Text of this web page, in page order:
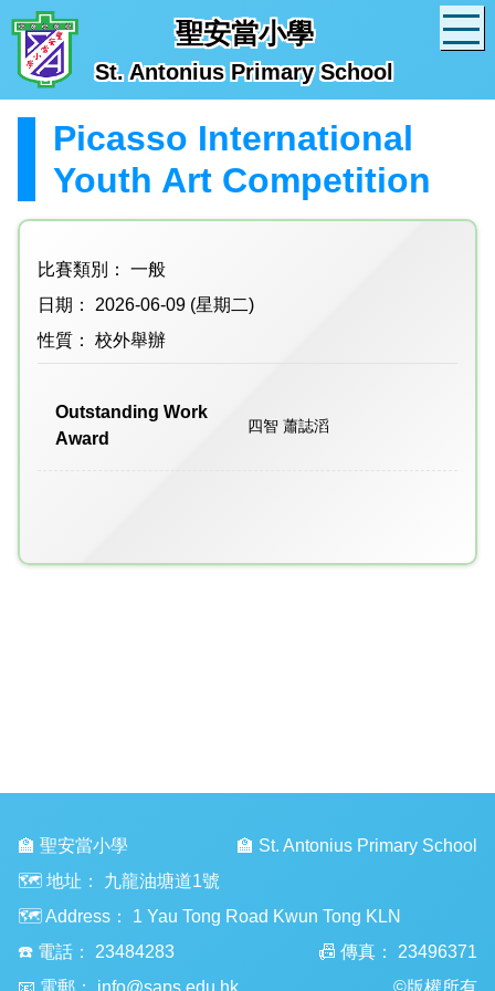
聖安當小學
St. Antonius Primary School
Picasso International
Youth Art Competition
比賽類別： 一般
日期： 2026-06-09 (星期二)
性質： 校外舉辦
Outstanding Work
Award
四智 蕭誌滔
🏫 聖安當小學
🏫 St. Antonius Primary School
🗺️ 地址：
九龍油塘道1號
🗺️ Address：
1 Yau Tong Road Kwun Tong KLN
☎️ 電話：
23484283 📠 傳真：
23496371